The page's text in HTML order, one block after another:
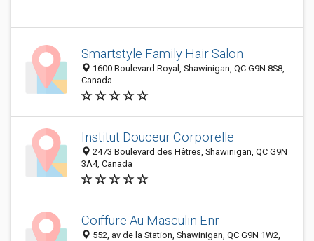
Smartstyle Family Hair Salon
1600 Boulevard Royal, Shawinigan, QC G9N 8S8,
Canada
Institut Douceur Corporelle
2473 Boulevard des Hêtres, Shawinigan, QC G9N
3A4, Canada
Coiffure Au Masculin Enr
552, av de la Station, Shawinigan, QC G9N 1W2,